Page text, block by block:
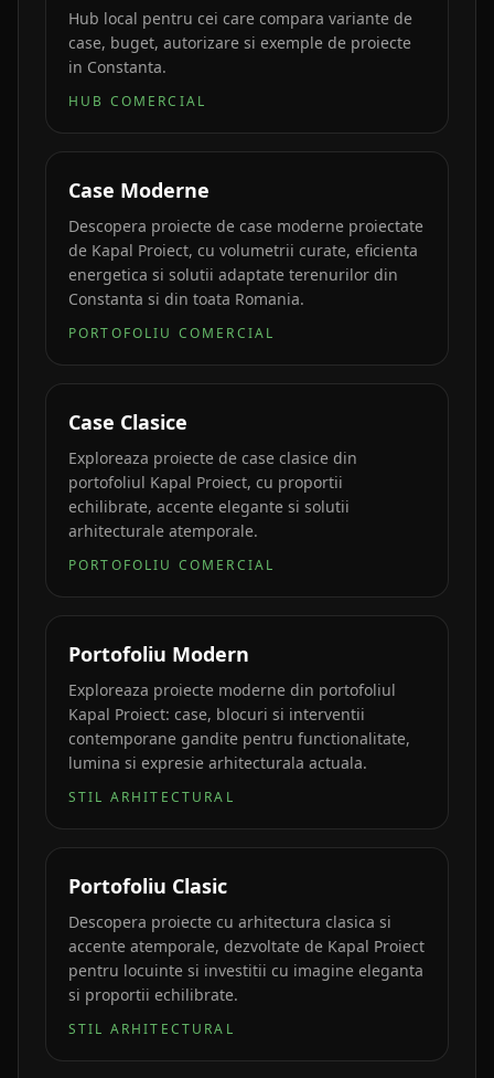
Hub local pentru cei care compara variante de
case, buget, autorizare si exemple de proiecte
in Constanta.
HUB COMERCIAL
Case Moderne
Descopera proiecte de case moderne proiectate
de Kapal Proiect, cu volumetrii curate, eficienta
energetica si solutii adaptate terenurilor din
Constanta si din toata Romania.
PORTOFOLIU COMERCIAL
Case Clasice
Exploreaza proiecte de case clasice din
portofoliul Kapal Proiect, cu proportii
echilibrate, accente elegante si solutii
arhitecturale atemporale.
PORTOFOLIU COMERCIAL
Portofoliu Modern
Exploreaza proiecte moderne din portofoliul
Kapal Proiect: case, blocuri si interventii
contemporane gandite pentru functionalitate,
lumina si expresie arhitecturala actuala.
STIL ARHITECTURAL
Portofoliu Clasic
Descopera proiecte cu arhitectura clasica si
accente atemporale, dezvoltate de Kapal Proiect
pentru locuinte si investitii cu imagine eleganta
si proportii echilibrate.
STIL ARHITECTURAL